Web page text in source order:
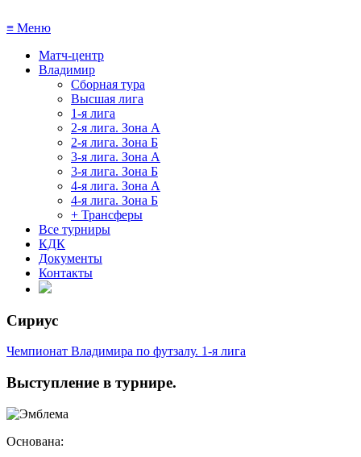
≡ Меню
Матч-центр
Владимир
Сборная тура
Высшая лига
1-я лига
2-я лига. Зона А
2-я лига. Зона Б
3-я лига. Зона А
3-я лига. Зона Б
4-я лига. Зона А
4-я лига. Зона Б
+ Трансферы
Все турниры
КДК
Документы
Контакты
Сириус
Чемпионат Владимира по футзалу. 1-я лига
Выступление в турнире.
Основана: